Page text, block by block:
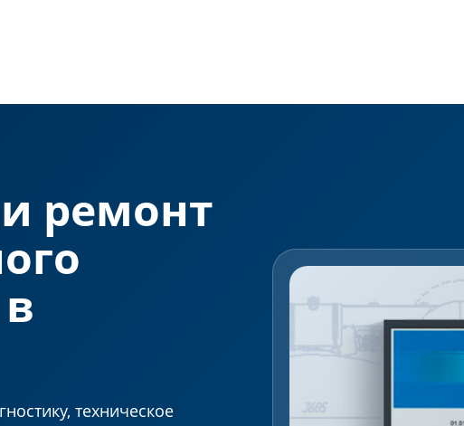
ремонт
техническое